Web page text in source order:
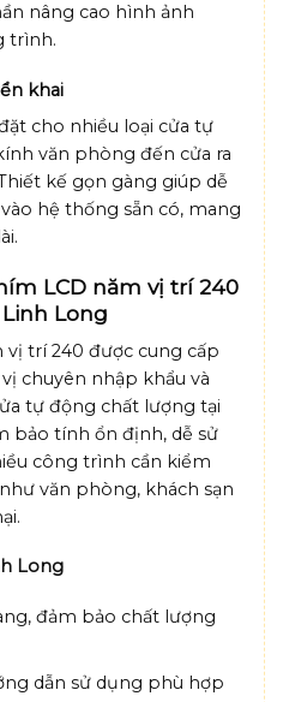
nâng cao hình ảnh
trình.
khai
cho nhiều loại cửa tự
văn phòng đến cửa ra
kế gọn gàng giúp dễ
hệ thống sẵn có, mang
LCD năm vị trí 240
Long
trí 240 được cung cấp
chuyên nhập khẩu và
tự động chất lượng tại
bảo tính ổn định, dễ sử
công trình cần kiểm
văn phòng, khách sạn
Long
đảm bảo chất lượng
dẫn sử dụng phù hợp